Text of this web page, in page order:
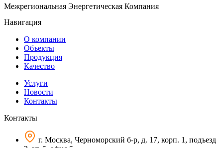
Межрегиональная Энергетическая Компания
Навигация
О компании
Объекты
Продукция
Качество
Услуги
Новости
Контакты
Контакты
г. Москва, Черноморский б-р, д. 17, корп. 1, подъезд